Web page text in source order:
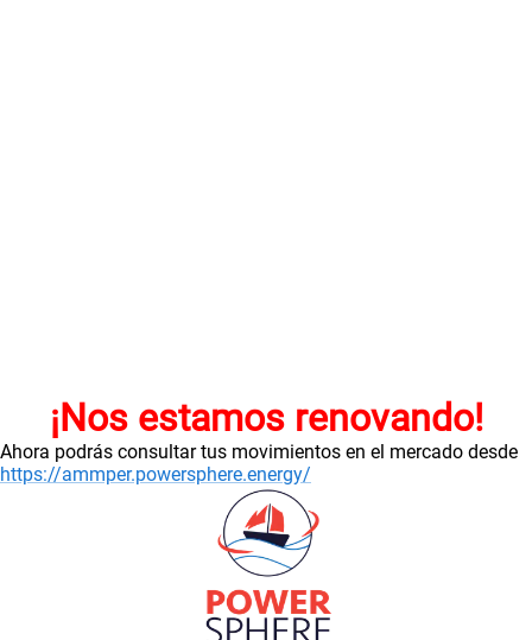
¡Nos estamos renovando!
Ahora podrás consultar tus movimientos en el mercado desde
https://ammper.powersphere.energy/